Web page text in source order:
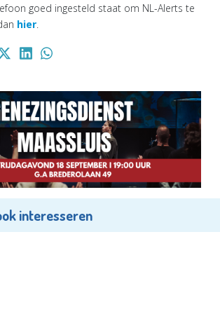
goed ingesteld staat om NL-Alerts te
hier
interesseren